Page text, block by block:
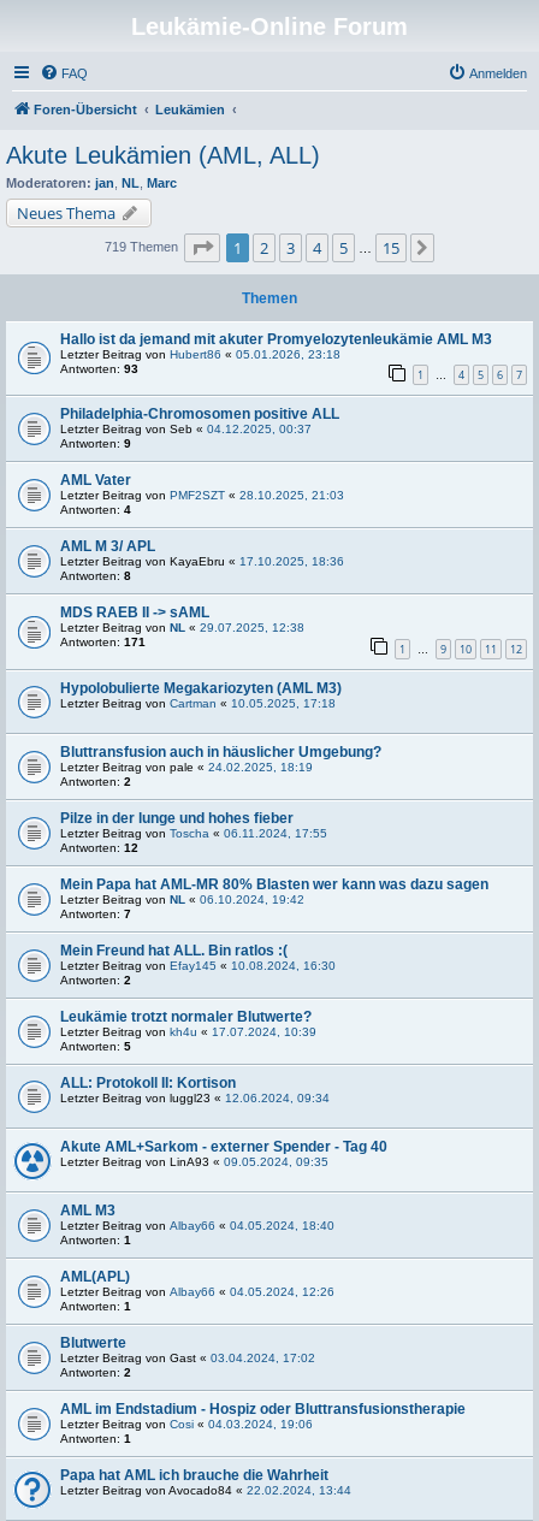
Leukämie-Online Forum
FAQ Anmelden
Foren-Übersicht Leukämien
Akute Leukämien (AML, ALL)
Moderatoren: jan NL Marc
Neues Thema
719 Themen Seite von
1 2 3 4 5 15
Themen
Hallo ist da jemand mit akuter Promyelozytenleukämie AML M3
Letzter Beitrag von Hubert86 « 05.01.2026, 23:18
Antworten: 93 1 … 4 5 6 7
Philadelphia-Chromosomen positive ALL
Letzter Beitrag von Seb « 04.12.2025, 00:37
Antworten: 9
AML Vater
Letzter Beitrag von PMF2SZT « 28.10.2025, 21:03
Antworten: 4
AML M 3/ APL
Letzter Beitrag von KayaEbru « 17.10.2025, 18:36
Antworten: 8
MDS RAEB II -> sAML
Letzter Beitrag von NL « 29.07.2025, 12:38
Antworten: 171 1 9 10 11 12
Hypolobulierte Megakariozyten (AML M3)
Letzter Beitrag von Cartman « 10.05.2025, 17:18
Bluttransfusion auch in häuslicher Umgebung?
Letzter Beitrag von pale « 24.02.2025, 18:19
Antworten: 2
Pilze in der lunge und hohes fieber
Letzter Beitrag von Toscha « 06.11.2024, 17:55
Antworten: 12
Mein Papa hat AML-MR 80% Blasten wer kann was dazu sagen
Letzter Beitrag von NL « 06.10.2024, 19:42
Antworten: 7
Mein Freund hat ALL. Bin ratlos :(
Letzter Beitrag von Efay145 « 10.08.2024, 16:30
Antworten: 2
Leukämie trotzt normaler Blutwerte?
Letzter Beitrag von kh4u « 17.07.2024, 10:39
Antworten: 5
ALL: Protokoll II: Kortison
Letzter Beitrag von luggl23 « 12.06.2024, 09:34
Akute AML+Sarkom - externer Spender - Tag 40
Letzter Beitrag von LinA93 « 09.05.2024, 09:35
AML M3
Letzter Beitrag von Albay66 « 04.05.2024, 18:40
Antworten: 1
AML(APL)
Letzter Beitrag von Albay66 « 04.05.2024, 12:26
Antworten: 1
Blutwerte
Letzter Beitrag von Gast « 03.04.2024, 17:02
Antworten: 2
AML im Endstadium - Hospiz oder Bluttransfusionstherapie
Letzter Beitrag von Cosi « 04.03.2024, 19:06
Antworten: 1
Papa hat AML ich brauche die Wahrheit
Letzter Beitrag von Avocado84 « 22.02.2024, 13:44